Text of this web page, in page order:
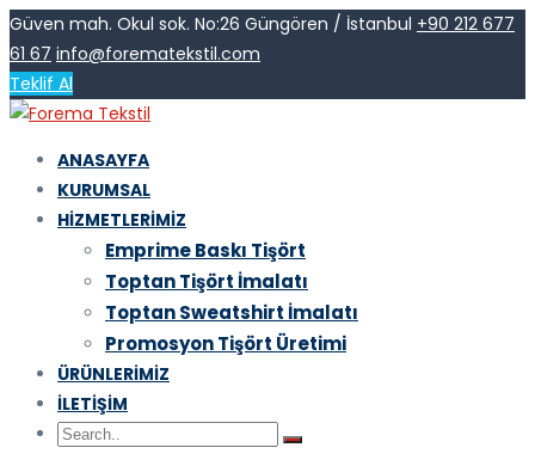
Güven mah. Okul sok. No:26 Güngören / İstanbul +90 212 677
61 67 info@forematekstil.com
Teklif Al
ANASAYFA
KURUMSAL
HIZMETLERIMIZ
Emprime Baskı Tişört
Toptan Tişört İmalatı
Toptan Sweatshirt İmalatı
Promosyon Tişört Üretimi
ÜRÜNLERIMIZ
İLETIŞIM